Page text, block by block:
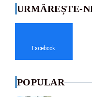
URMĂREȘTE-
Facebook
POPULAR